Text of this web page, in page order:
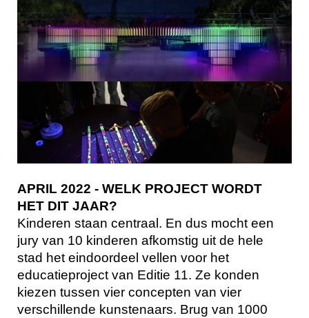
APRIL 2022 - WELK PROJECT WORDT
HET DIT JAAR?
Kinderen staan centraal. En dus mocht een
jury van 10 kinderen afkomstig uit de hele
stad het eindoordeel vellen voor het
educatieproject van Editie 11. Ze konden
kiezen tussen vier concepten van vier
verschillende kunstenaars. Brug van 1000